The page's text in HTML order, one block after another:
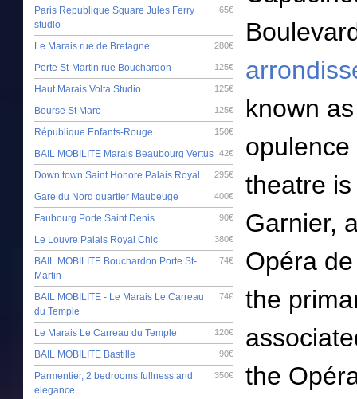
65€
Paris Republique Square Jules Ferry
studio
280€
Le Marais rue de Bretagne
125€
Porte St-Martin rue Bouchardon
125€
Haut Marais Volta Studio
125€
Bourse St Marc
150€
République Enfants-Rouge
42€
BAIL MOBILITE Marais Beaubourg Vertus
295€
Down town Saint Honore Palais Royal
400€
Gare du Nord quartier Maubeuge
90€
Faubourg Porte Saint Denis
380€
Le Louvre Palais Royal Chic
74€
BAIL MOBILITE Bouchardon Porte St-
Martin
74€
BAIL MOBILITE - Le Marais Le Carreau
du Temple
120€
Le Marais Le Carreau du Temple
90€
BAIL MOBILITE Bastille
350€
Parmentier, 2 bedrooms fullness and
elegance
known
theatre
Garnier,
Opéra
the
the